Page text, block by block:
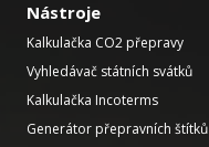
Nástroje
Kalkulačka CO2 přepravy
Vyhledávač státních svátků
Kalkulačka Incoterms
Generátor přepravních štítků